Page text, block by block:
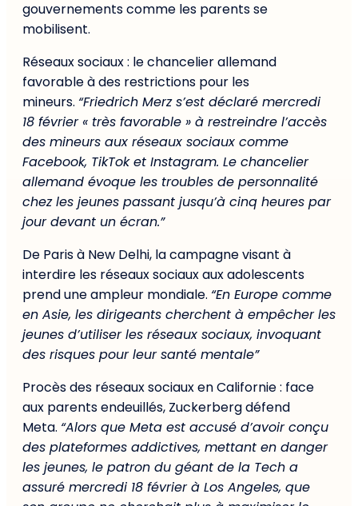
gouvernements comme les parents se
mobilisent.
Réseaux sociaux : le chancelier allemand
favorable à des restrictions pour les
mineurs. “Friedrich Merz s’est déclaré mercredi
18 février « très favorable » à restreindre l’accès
des mineurs aux réseaux sociaux comme
Facebook, TikTok et Instagram. Le chancelier
allemand évoque les troubles de personnalité
chez les jeunes passant jusqu’à cinq heures par
jour devant un écran.”
De Paris à New Delhi, la campagne visant à
interdire les réseaux sociaux aux adolescents
prend une ampleur mondiale. “En Europe comme
en Asie, les dirigeants cherchent à empêcher les
jeunes d’utiliser les réseaux sociaux, invoquant
des risques pour leur santé mentale”
Procès des réseaux sociaux en Californie : face
aux parents endeuillés, Zuckerberg défend
Meta. “Alors que Meta est accusé d’avoir conçu
des plateformes addictives, mettant en danger
les jeunes, le patron du géant de la Tech a
assuré mercredi 18 février à Los Angeles, que